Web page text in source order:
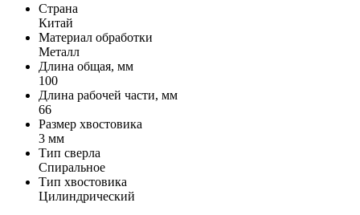
Страна
Китай
Материал обработки
Металл
Длина общая, мм
100
Длина рабочей части, мм
66
Размер хвостовика
3 мм
Тип сверла
Спиральное
Тип хвостовика
Цилиндрический